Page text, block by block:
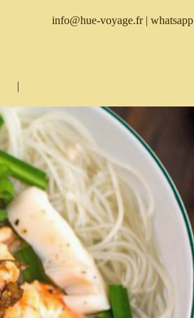
info@hue-voyage.fr| whatsapp